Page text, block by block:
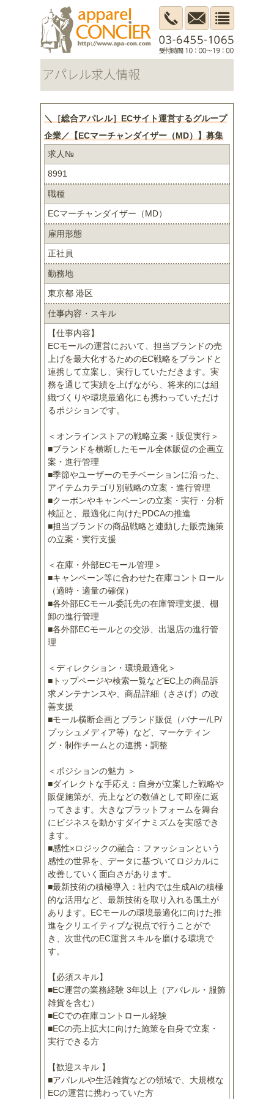
＼［総合アパレル］ECサイト運営するグループ
企業／【ECマーチャンダイザー（MD）】募集
求人№
8991
職種
ECマーチャンダイザー（MD）
雇用形態
正社員
勤務地
東京都 港区
仕事内容・スキル
【仕事内容】
ECモールの運営において、担当ブランドの売
上げを最大化するためのEC戦略をブランドと
連携して立案し、実行していただきます。実
務を通じて実績を上げながら、将来的には組
織づくりや環境最適化にも携わっていただけ
るポジションです。
＜オンラインストアの戦略立案・販促実行＞
■ブランドを横断したモール全体販促の企画立
案・進行管理
■季節やユーザーのモチベーションに沿った、
アイテムカテゴリ別戦略の立案・進行管理
■クーポンやキャンペーンの立案・実行・分析
検証と、最適化に向けたPDCAの推進
■担当ブランドの商品戦略と連動した販売施策
の立案・実行支援
＜在庫・外部ECモール管理＞
■キャンペーン等に合わせた在庫コントロール
（適時・適量の確保）
■各外部ECモール委託先の在庫管理支援、棚
卸の進行管理
■各外部ECモールとの交渉、出退店の進行管
理
＜ディレクション・環境最適化＞
■トップページや検索一覧などEC上の商品訴
求メンテナンスや、商品詳細（ささげ）の改
善支援
■モール横断企画とブランド販促（バナー/LP/
プッシュメディア等）など、マーケティン
グ・制作チームとの連携・調整
＜ポジションの魅力 ＞
■ダイレクトな手応え：自身が立案した戦略や
販促施策が、売上などの数値として即座に返
ってきます。大きなプラットフォームを舞台
にビジネスを動かすダイナミズムを実感でき
ます。
■感性×ロジックの融合：ファッションという
感性の世界を、データに基づいてロジカルに
改善していく面白さがあります。
■最新技術の積極導入：社内では生成AIの積極
的な活用など、最新技術を取り入れる風土が
あります。ECモールの環境最適化に向けた推
進をクリエイティブな視点で行うことがで
き、次世代のEC運営スキルを磨ける環境で
す。
【必須スキル】
■EC運営の業務経験 3年以上（アパレル・服飾
雑貨を含む）
■ECでの在庫コントロール経験
■ECの売上拡大に向けた施策を自身で立案・
実行できる方
【歓迎スキル 】
■アパレルや生活雑貨などの領域で、大規模な
ECの運営に携わっていた方